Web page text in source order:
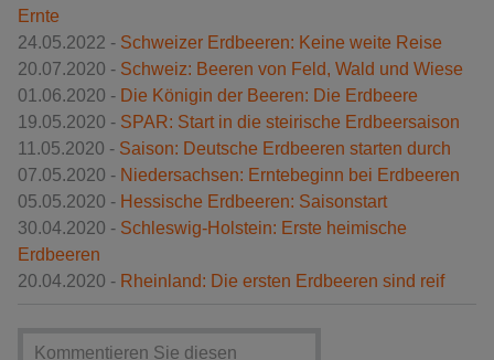
Ernte
24.05.2022 - Schweizer Erdbeeren: Keine weite Reise
20.07.2020 - Schweiz: Beeren von Feld, Wald und Wiese
01.06.2020 - Die Königin der Beeren: Die Erdbeere
19.05.2020 - SPAR: Start in die steirische Erdbeersaison
11.05.2020 - Saison: Deutsche Erdbeeren starten durch
07.05.2020 - Niedersachsen: Erntebeginn bei Erdbeeren
05.05.2020 - Hessische Erdbeeren: Saisonstart
30.04.2020 - Schleswig-Holstein: Erste heimische
Erdbeeren
20.04.2020 - Rheinland: Die ersten Erdbeeren sind reif